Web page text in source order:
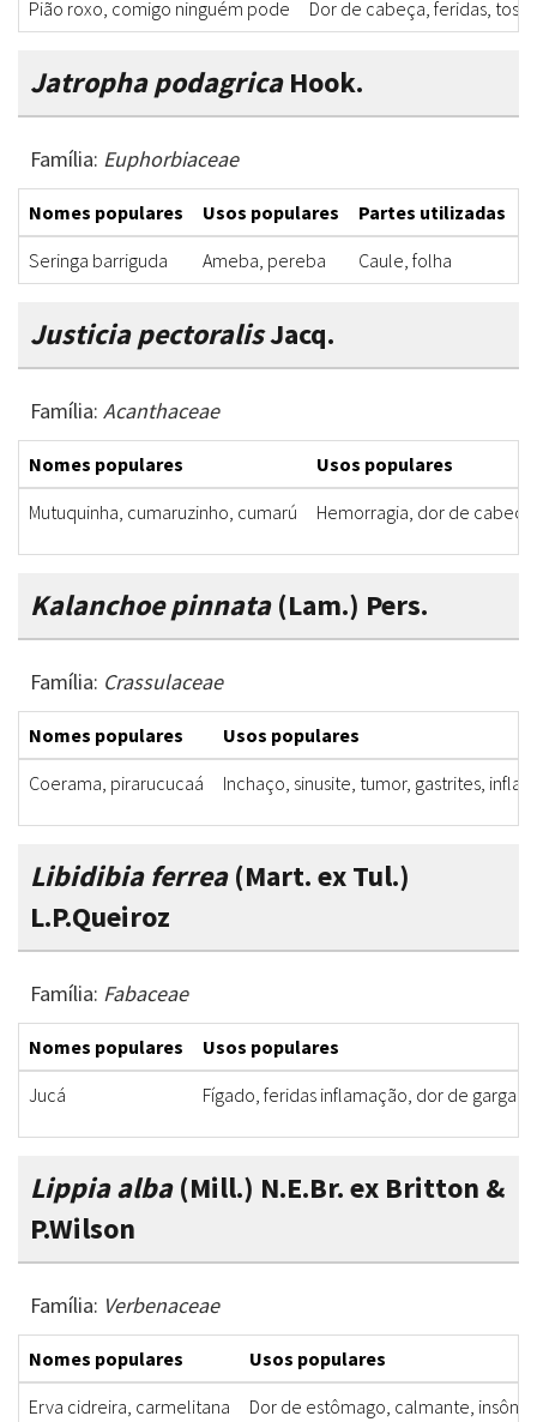
Pião roxo, comigo ninguém pode Dor de cabeça, feridas, tosse
Jatropha podagricaHook.
Família: Euphorbiaceae
Nomes populares Usos populares Partes utilizadas
Seringa barriguda
Ameba, pereba Caule, folha
Justicia pectoralisJacq.
Família: Acanthaceae
Nomes populares
Usos populares
Mutuquinha, cumaruzinho, cumarú
Hemorragia, dor de
Kalanchoe pinnata(Lam.) Pers.
Família: Crassulaceae
Nomes populares
Usos populares
Coerama, pirarucucaá
Inchaço, sinusite, tumor, gastrites,
Libidibia ferrea(Mart. ex Tul.)
L.P.Queiroz
Família: Fabaceae
Nomes populares
Usos populares
Jucá
Fígado, feridas inflamação, dor de
Lippia alba(Mill.) N.E.Br. ex Britton &
P.Wilson
Família: Verbenaceae
Nomes populares
Usos populares
Erva cidreira, carmelitana
Dor de estômago, calmante,